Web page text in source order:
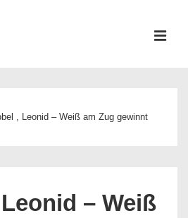
, Leonid – Weiß am Zug gewinnt
– Weiß